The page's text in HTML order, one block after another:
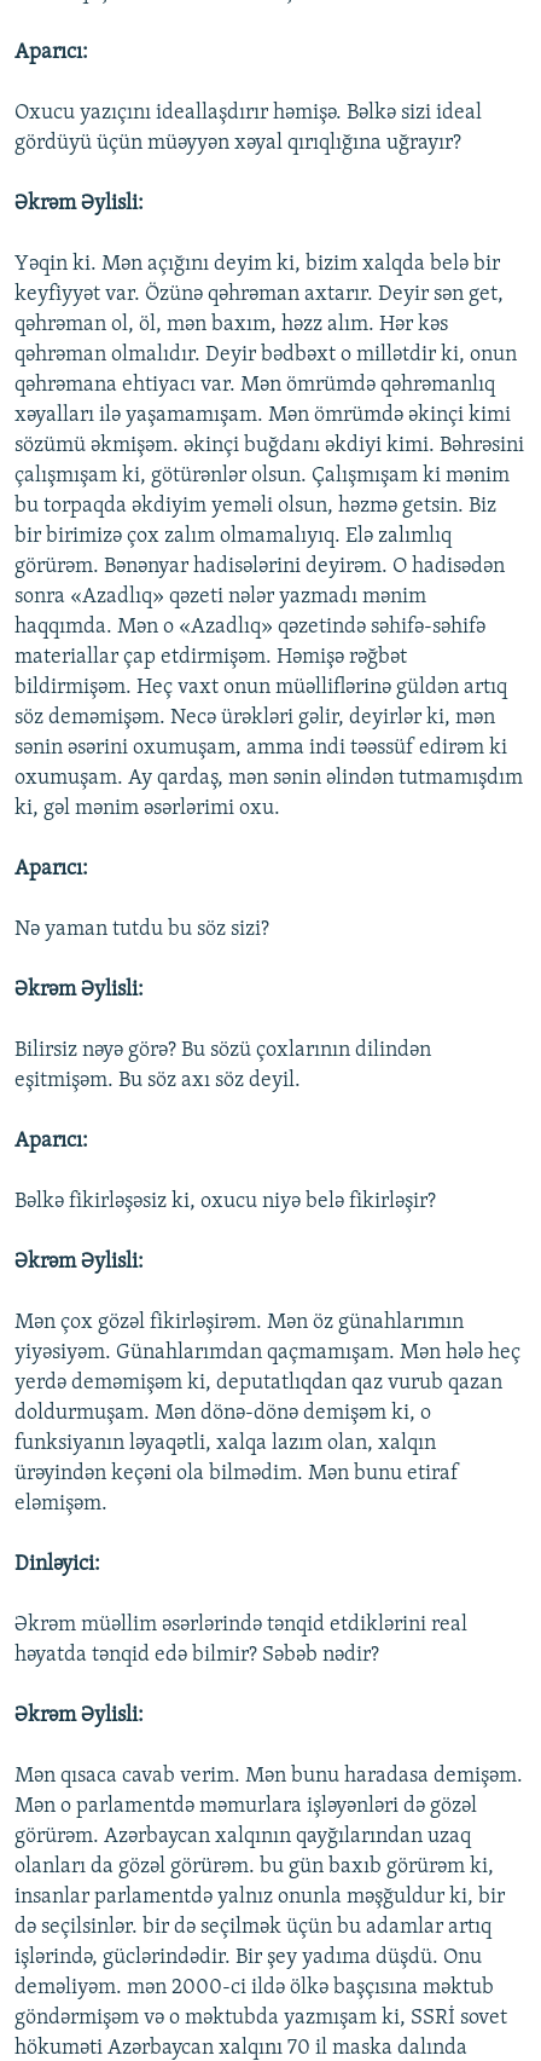
Aparıcı:
Oxucu yazıçını ideallaşdırır həmişə. Bəlkə sizi ideal
gördüyü üçün müəyyən xəyal qırıqlığına uğrayır?
Əkrəm Əylisli:
Yəqin ki. Mən açığını deyim ki, bizim xalqda belə bir
keyfiyyət var. Özünə qəhrəman axtarır. Deyir sən get,
qəhrəman ol, öl, mən baxım, həzz alım. Hər kəs
qəhrəman olmalıdır. Deyir bədbəxt o millətdir ki, onun
qəhrəmana ehtiyacı var. Mən ömrümdə qəhrəmanlıq
xəyalları ilə yaşamamışam. Mən ömrümdə əkinçi kimi
sözümü əkmişəm. əkinçi buğdanı əkdiyi kimi. Bəhrəsini
çalışmışam ki, götürənlər olsun. Çalışmışam ki mənim
bu torpaqda əkdiyim yeməli olsun, həzmə getsin. Biz
bir birimizə çox zalım olmamalıyıq. Elə zalımlıq
görürəm. Bənənyar hadisələrini deyirəm. O hadisədən
sonra «Azadlıq» qəzeti nələr yazmadı mənim
haqqımda. Mən o «Azadlıq» qəzetində səhifə-səhifə
materiallar çap etdirmişəm. Həmişə rəğbət
bildirmişəm. Heç vaxt onun müəlliflərinə güldən artıq
söz deməmişəm. Necə ürəkləri gəlir, deyirlər ki, mən
sənin əsərini oxumuşam, amma indi təəssüf edirəm ki
oxumuşam. Ay qardaş, mən sənin əlindən tutmamışdım
ki, gəl mənim əsərlərimi oxu.
Aparıcı:
Nə yaman tutdu bu söz sizi?
Əkrəm Əylisli:
Bilirsiz nəyə görə? Bu sözü çoxlarının dilindən
eşitmişəm. Bu söz axı söz deyil.
Aparıcı:
Bəlkə fikirləşəsiz ki, oxucu niyə belə fikirləşir?
Əkrəm Əylisli:
Mən çox gözəl fikirləşirəm. Mən öz günahlarımın
yiyəsiyəm. Günahlarımdan qaçmamışam. Mən hələ heç
yerdə deməmişəm ki, deputatlıqdan qaz vurub qazan
doldurmuşam. Mən dönə-dönə demişəm ki, o
funksiyanın ləyaqətli, xalqa lazım olan, xalqın
ürəyindən keçəni ola bilmədim. Mən bunu etiraf
eləmişəm.
Dinləyici:
Əkrəm müəllim əsərlərində tənqid etdiklərini real
həyatda tənqid edə bilmir? Səbəb nədir?
Əkrəm Əylisli:
Mən qısaca cavab verim. Mən bunu haradasa demişəm.
Mən o parlamentdə məmurlara işləyənləri də gözəl
görürəm. Azərbaycan xalqının qayğılarından uzaq
olanları da gözəl görürəm. bu gün baxıb görürəm ki,
insanlar parlamentdə yalnız onunla məşğuldur ki, bir
də seçilsinlər. bir də seçilmək üçün bu adamlar artıq
işlərində, güclərindədir. Bir şey yadıma düşdü. Onu
deməliyəm. mən 2000-ci ildə ölkə başçısına məktub
göndərmişəm və o məktubda yazmışam ki, SSRİ sovet
hökuməti Azərbaycan xalqını 70 il maska dalında